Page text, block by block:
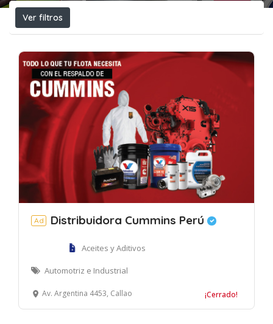
Ver filtros
Ad Distribuidora Cummins Perú
Aceites y Aditivos
Automotriz e Industrial
Av. Argentina 4453, Callao ¡Cerrado!